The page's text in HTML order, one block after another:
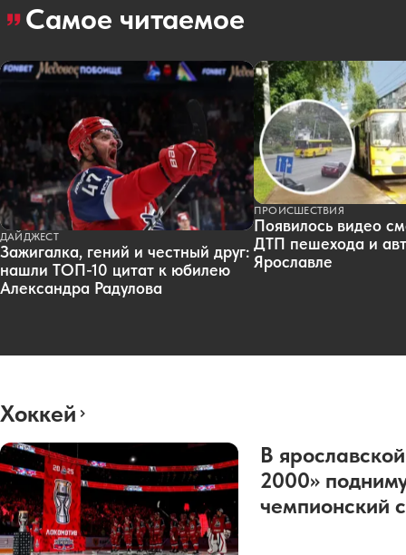
Самое читаемое
ДАЙДЖЕСТ
Зажигалка, гений и честный друг:
нашли ТОП-10 цитат к юбилею
Александра Радулова
ПРОИСШЕСТВИЯ
Появилось видео
ДТП пешехода и
Ярославле
Хоккей
В
2000»
чемпионский